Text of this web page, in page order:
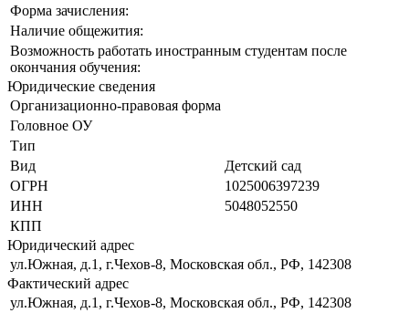
Форма зачисления:
Наличие общежития:
Возможность работать иностранным студентам после
окончания обучения:
Юридические сведения
Организационно-правовая форма
Головное ОУ
Тип
Вид
Детский сад
ОГРН
1025006397239
ИНН
5048052550
КПП
Юридический адрес
ул.Южная, д.1, г.Чехов-8, Московская обл., РФ, 142308
Фактический адрес
ул.Южная, д.1, г.Чехов-8, Московская обл., РФ, 142308